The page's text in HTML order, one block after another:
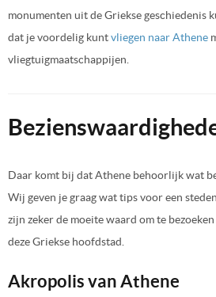
monumenten uit de Griekse geschiedenis
dat je voordelig kuntvliegen naar Athene
vliegtuigmaatschappijen.
Daar komt bij dat Athene behoorlijk wat
Wij geven je graag wat tips voor een
zijn zeker de moeite waard om te
deze Griekse hoofdstad.
Akropolis van Athene